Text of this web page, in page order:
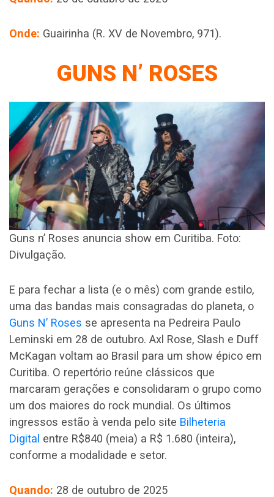
Onde: Guairinha (R. XV de Novembro, 971).
GUNS N’ ROSES
Guns n’ Roses anuncia show em Curitiba. Foto:
Divulgação.
E para fechar a lista (e o mês) com grande estilo,
uma das bandas mais consagradas do planeta, o
Guns N’ Roses se apresenta na Pedreira Paulo
Leminski em 28 de outubro. Axl Rose, Slash e Duff
McKagan voltam ao Brasil para um show épico em
Curitiba. O repertório reúne clássicos que
marcaram gerações e consolidaram o grupo como
um dos maiores do rock mundial. Os últimos
ingressos estão à venda pelo site Bilheteria
Digital entre R$840 (meia) a R$ 1.680 (inteira),
conforme a modalidade e setor.
Quando: 28 de outubro de 2025